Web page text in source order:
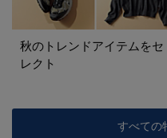
秋のトレンドアイテムをセ
レクト
すべての